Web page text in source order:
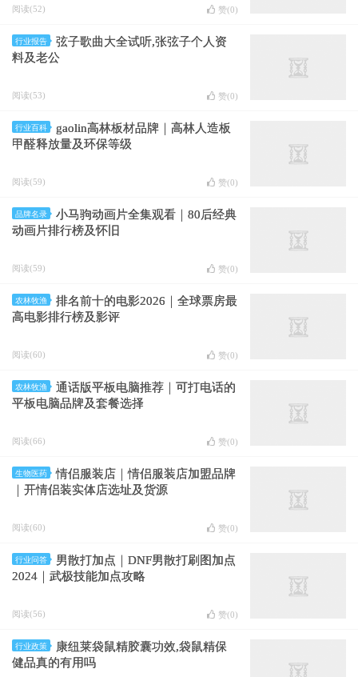
阅读(52) 赞(0)
行业报告
弦子歌曲大全试听,张弦子个人资
料及老公
阅读(53) 赞(0)
行业百科
gaolin高林板材品牌｜高林人造板
甲醛释放量及环保等级
阅读(59) 赞(0)
品牌名录
小马驹动画片全集观看｜80后经典
动画片排行榜及怀旧
阅读(59) 赞(0)
农林牧渔
排名前十的电影2026｜全球票房最
高电影排行榜及影评
阅读(60) 赞(0)
农林牧渔
通话版平板电脑推荐｜可打电话的
平板电脑品牌及套餐选择
阅读(66) 赞(0)
生物医药
情侣服装店｜情侣服装店加盟品牌
｜开情侣装实体店选址及货源
阅读(60) 赞(0)
行业问答
男散打加点｜DNF男散打刷图加点
2024｜武极技能加点攻略
阅读(56) 赞(0)
行业政策
康纽莱袋鼠精胶囊功效,袋鼠精保
健品真的有用吗